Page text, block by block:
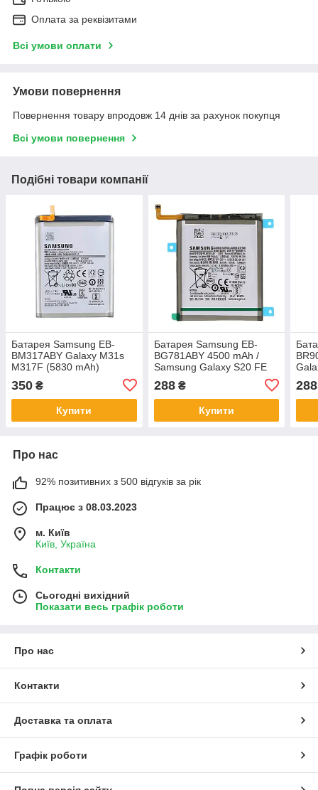
Оплата за реквізитами
Всі умови оплати
Умови повернення
Повернення товару впродовж 14 днів за рахунок покупця
Всі умови повернення
Подібні товари компанії
Батарея Samsung EB-
BM317ABY Galaxy M31s
M317F (5830 mAh)
350 ₴
Купити
Батарея Samsung EB-
BG781ABY 4500 mAh /
Samsung Galaxy S20 FE
G780F, A52 5G, A52s 5G
288₴
Купити
288
Про нас
92% позитивних з 500 відгуків за рік
Працює з 08.03.2023
м. Київ
Київ, Україна
Контакти
Сьогодні вихідний
Показати весь графік роботи
Про нас
Контакти
Доставка та оплата
Графік роботи